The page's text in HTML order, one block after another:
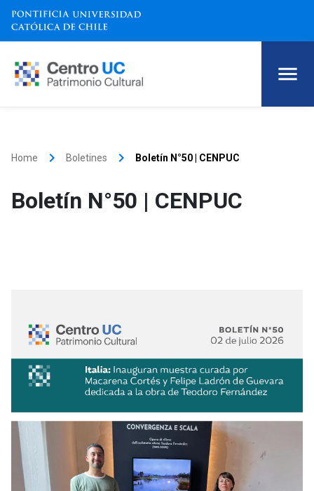
Home keyboard_arrow_right Boletines keyboard_arrow_right Boletín N°50 | CENPUC
Boletín N°50 | CENPUC